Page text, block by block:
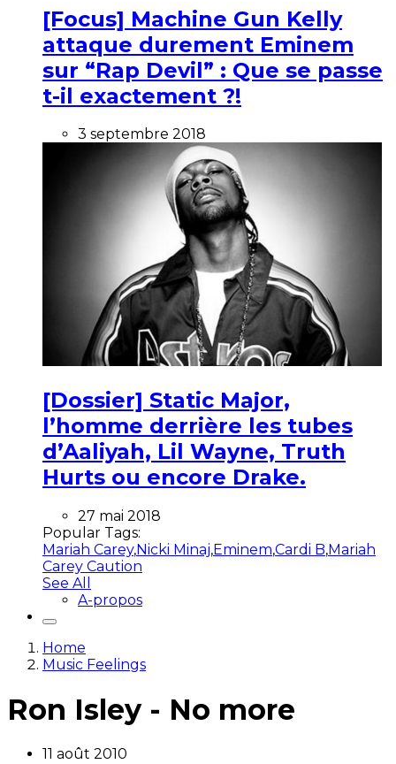
[Focus] Machine Gun Kelly
attaque durement Eminem
sur “Rap Devil” : Que se passe
t-il exactement ?!
3 septembre 2018
[Dossier] Static Major,
l’homme derrière les tubes
d’Aaliyah, Lil Wayne, Truth
Hurts ou encore Drake.
27 mai 2018
Popular Tags:
Mariah Carey,Nicki Minaj,Eminem,Cardi B,Mariah
Carey Caution
See All
A-propos
Home
Music Feelings
Ron Isley - No more
11 août 2010